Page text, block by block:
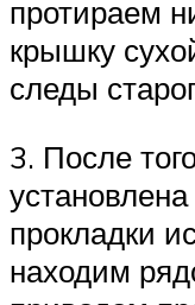
протираем
крышку
следы
3. После
прокладки
находим